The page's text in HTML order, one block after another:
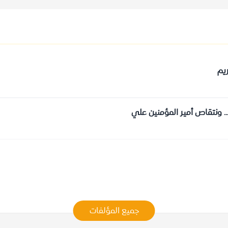
ونتقاص أمير المؤمنين علي
جميع المؤلفات